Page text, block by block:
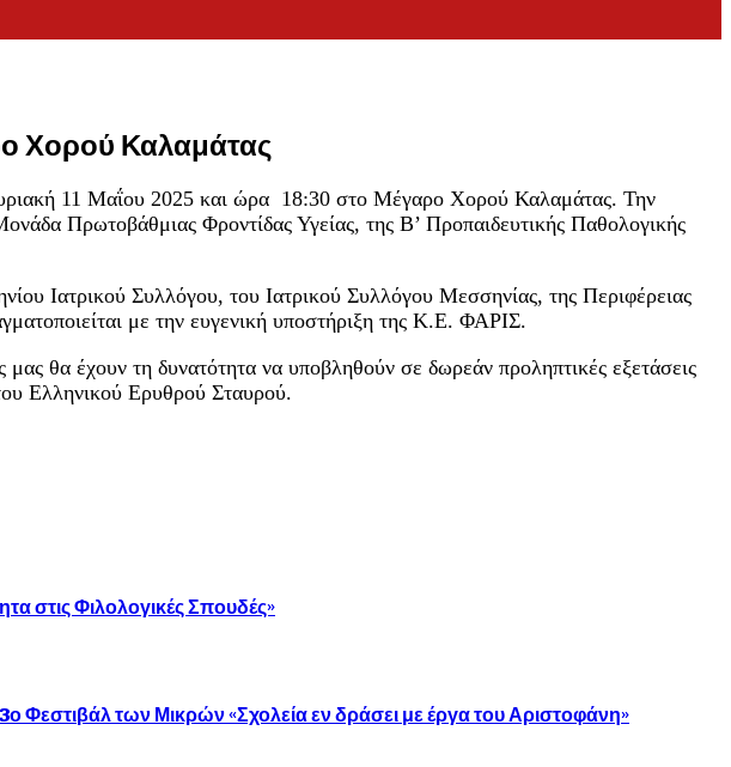
Χορού Καλαμάτας
11 Μαΐου 2025 και ώρα 18:30 στο Μέγαρο Χορού Καλαμάτας. Την
Πρωτοβάθμιας Φροντίδας Υγείας, της Β’ Προπαιδευτικής Παθολογικής
Ιατρικού Συλλόγου, του Ιατρικού Συλλόγου Μεσσηνίας, της Περιφέρειας
με την ευγενική υποστήριξη της Κ.Ε. ΦΑΡΙΣ.
θα έχουν τη δυνατότητα να υποβληθούν σε δωρεάν προληπτικές εξετάσεις
Ελληνικού Ερυθρού Σταυρού.
στις Φιλολογικές Σπουδές»
Φεστιβάλ των Μικρών «Σχολεία εν δράσει με έργα του Αριστοφάνη»